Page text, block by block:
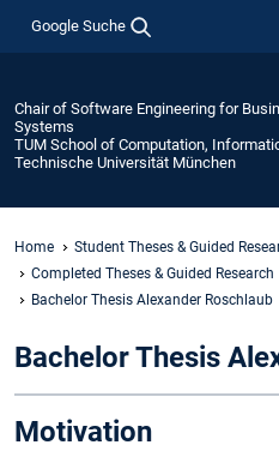
Google Suche
Chair of Software Engineering for
Systems
TUM School of Computation,
Technische Universität München
Home
Student Theses & Guided
Completed Theses & Guided Research
Bachelor Thesis Alexander Roschlaub
Bachelor Thesis
Motivation